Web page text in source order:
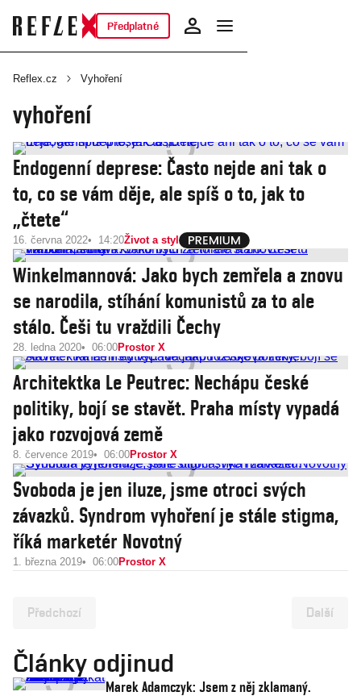
Předplatné
Reflex.cz Vyhoření
vyhoření
Endogenní deprese: Často nejde ani tak o
to, co se vám děje, ale spíš o to, jak to
„čtete“
16. června 2022 14:20Život a styl
Winkelmannová: Jako bych zemřela a znovu
se narodila, stíhání komunistů za to ale
stálo. Češi tu vraždili Čechy
28. ledna 2020 06:00Prostor X
Architektka Le Peutrec: Nechápu české
politiky, bojí se stavět. Praha místy vypadá
jako rozvojová země
8. července 2019 06:00Prostor X
Svoboda je jen iluze, jsme otroci svých
závazků. Syndrom vyhoření je stále stigma,
říká marketér Novotný
1. března 2019 06:00Prostor X
Předchozí Další
Články odjinud
Marek Adamczyk: Jsem z něj zklamaný.